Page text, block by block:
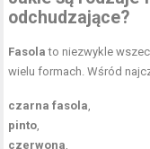
odchudzające?
Fasola to niezwykle
wielu formach. Wśród
czarna fasola
pinto
czerwona